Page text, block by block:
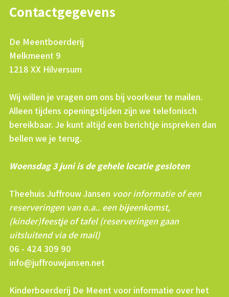
Contactgegevens
De Meentboerderij
Melkmeent 9
1218 XX Hilversum
Wij willen je vragen om ons bij voorkeur te mailen.
Alleen tijdens openingstijden zijn we telefonisch
bereikbaar. Je kunt altijd een berichtje inspreken dan
bellen we je terug.
Woensdag 3 juni is de gehele locatie gesloten
Theehuis Juffrouw Jansen voor informatie of een
reserveringen van o.a.. een bijeenkomst,
(kinder)feestje of tafel (reserveringen gaan
uitsluitend via de mail)
06 - 424 309 90
info@juffrouwjansen.net
Kinderboerderij De Meent voor informatie over het